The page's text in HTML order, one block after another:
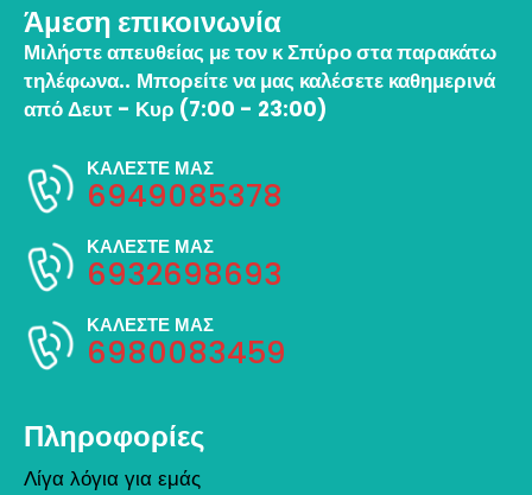
Άμεση επικοινωνία
Μιλήστε απευθείας με τον κ Σπύρο στα παρακάτω
τηλέφωνα.. Μπορείτε να μας καλέσετε καθημερινά
από Δευτ - Κυρ (7:00 - 23:00)
ΚΑΛΕΣΤΕ ΜΑΣ
6949085378
ΚΑΛΕΣΤΕ ΜΑΣ
6932698693
ΚΑΛΕΣΤΕ ΜΑΣ
6980083459
Πληροφορίες
Λίγα λόγια για εμάς